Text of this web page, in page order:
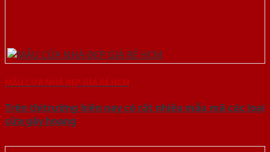
MẪU CỬA NHÀ ĐẸP GIÁ RẺ HCM
Trên thị trường hiện nay có rất nhiều mẫu mã các loại
cửa gây hoang